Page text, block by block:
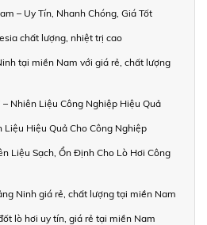
– Uy Tín, Nhanh Chóng, Giá Tốt
chất lượng, nhiệt trị cao
tại miền Nam với giá rẻ, chất lượng
Nhiên Liệu Công Nghiệp Hiệu Quả
Liệu Hiệu Quả Cho Công Nghiệp
Liệu Sạch, Ổn Định Cho Lò Hơi Công
Ninh giá rẻ, chất lượng tại miền Nam
lò hơi uy tín, giá rẻ tại miền Nam